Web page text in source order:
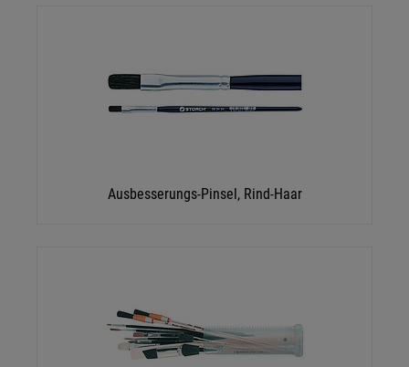
Ausbesserungs-Pinsel, Rind-Haar